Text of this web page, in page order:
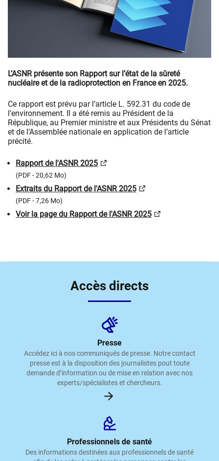
L’ASNR présente son Rapport sur l’état de la sûreté
nucléaire et de la radioprotection en France en 2025.
Ce rapport est prévu par l’article L. 592.31 du code de
l’environnement. Il a été remis au Président de la
République, au Premier ministre et aux Présidents du Sénat
et de l’Assemblée nationale en application de l’article
précité.
Rapport de l'ASNR 2025
(PDF - 20,62 Mo)
Extraits du Rapport de l'ASNR 2025
(PDF - 7,26 Mo)
Voir la page du Rapport de l'ASNR 2025
Accès directs
Presse
Accédez ici à nos communiqués de presse. Notre contact
presse est à la disposition des journalistes pout toute
demande d’information ou de mise en relation avec nos
experts/spécialistes et chercheurs.
Professionnels de santé
Des informations destinées aux professionnels de santé